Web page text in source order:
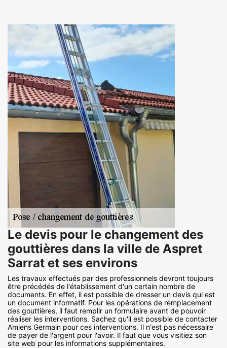
Le devis pour le changement des
gouttières dans la ville de Aspret
Sarrat et ses environs
Les travaux effectués par des professionnels devront toujours
être précédés de l'établissement d'un certain nombre de
documents. En effet, il est possible de dresser un devis qui est
un document informatif. Pour les opérations de remplacement
des gouttières, il faut remplir un formulaire avant de pouvoir
réaliser les interventions. Sachez qu'il est possible de contacter
Amiens Germain pour ces interventions. Il n'est pas nécessaire
de payer de l'argent pour l'avoir. Il faut que vous visitiez son
site web pour les informations supplémentaires.